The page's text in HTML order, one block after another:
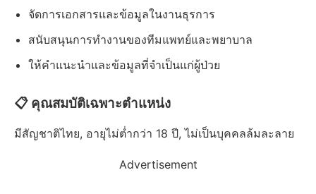
จัดการเอกสารและข้อมูลในงานธุรการ
สนับสนุนการทำงานของทีมแพทย์และพยาบาล
ให้คำแนะนำและข้อมูลที่จำเป็นแก่ผู้ป่วย
📋 คุณสมบัติเฉพาะตำแหน่ง
มีสัญชาติไทย, อายุไม่ต่ำกว่า 18 ปี, ไม่เป็นบุคคลล้มละลาย
Advertisement